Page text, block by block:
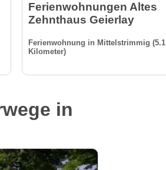
Ferienwohnungen Altes
Zehnthaus Geierlay
Ferienwohnung in Mittelstrimmig (5.1
Kilometer)
in